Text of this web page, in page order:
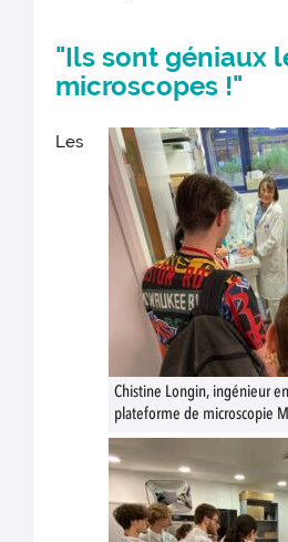
"Ils sont géniaux
microscopes !"
Chistine Longin, ingénieur
plateforme de microscopie
Les